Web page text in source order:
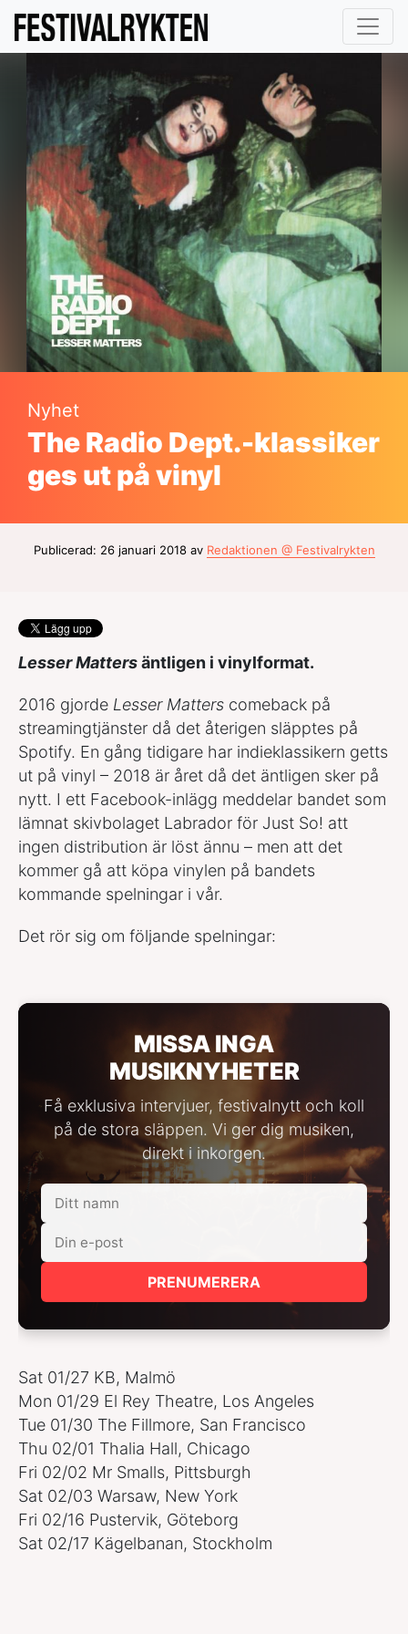
Nyhet
The Radio Dept.-klassiker
ges ut på vinyl
Publicerad: 26 januari 2018 av Redaktionen @ Festivalrykten
Lesser Mattersäntligen i vinylformat.
2016 gjorde Lesser Matters comeback på
streamingtjänster då det återigen släpptes på
Spotify. En gång tidigare har indieklassikern getts
ut på vinyl – 2018 är året då det äntligen sker på
nytt. I ett Facebook-inlägg meddelar bandet som
lämnat skivbolaget Labrador för Just So! att
ingen distribution är löst ännu – men att det
kommer gå att köpa vinylen på bandets
kommande spelningar i vår.
Det rör sig om följande spelningar:
MISSA INGA
MUSIKNYHETER
Få exklusiva intervjuer, festivalnytt och koll
på de stora släppen. Vi ger dig musiken,
direkt i inkorgen.
PRENUMERERA
Sat 01/27 KB, Malmö
Mon 01/29 El Rey Theatre, Los Angeles
Tue 01/30 The Fillmore, San Francisco
Thu 02/01 Thalia Hall, Chicago
Fri 02/02 Mr Smalls, Pittsburgh
Sat 02/03 Warsaw, New York
Fri 02/16 Pustervik, Göteborg
Sat 02/17 Kägelbanan, Stockholm